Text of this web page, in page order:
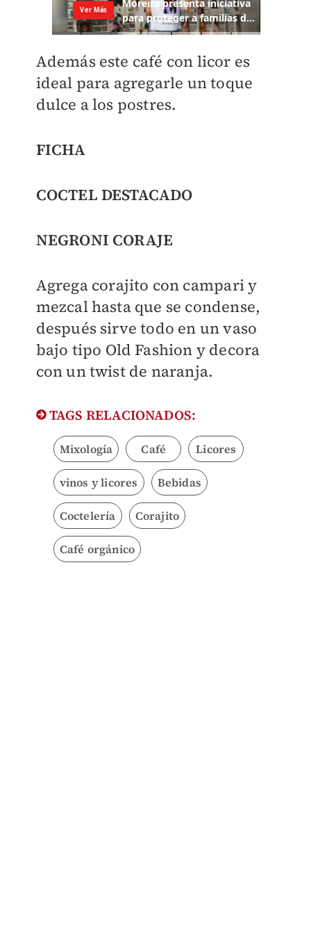
Además este café con licor es
ideal para agregarle un toque
dulce a los postres.
FICHA
COCTEL DESTACADO
NEGRONI CORAJE
Agrega corajito con campari y
mezcal hasta que se condense,
después sirve todo en un vaso
bajo tipo Old Fashion y decora
con un twist de naranja.
TAGS RELACIONADOS:
Mixología Café Licores
vinos y licores Bebidas
Coctelería Corajito
Café orgánico